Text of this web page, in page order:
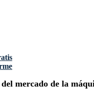
mercado de la